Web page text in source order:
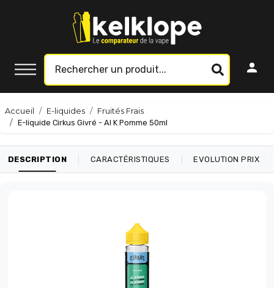
Accueil E-liquides
Fruités Frais
E-liquide Cirkus Givré - Al K Pomme 50ml
DESCRIPTION CARACTÉRISTIQUES EVOLUTION PRIX